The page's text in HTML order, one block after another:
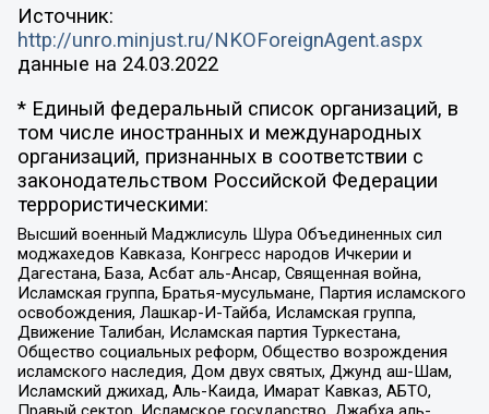
Источник:
http://unro.minjust.ru/NKOForeignAgent.aspx
данные на 24.03.2022
* Единый федеральный список организаций, в
том числе иностранных и международных
организаций, признанных в соответствии с
законодательством Российской Федерации
террористическими:
Высший военный Маджлисуль Шура Объединенных сил
моджахедов Кавказа, Конгресс народов Ичкерии и
Дагестана, База, Асбат аль-Ансар, Священная война,
Исламская группа, Братья-мусульмане, Партия исламского
освобождения, Лашкар-И-Тайба, Исламская группа,
Движение Талибан, Исламская партия Туркестана,
Общество социальных реформ, Общество возрождения
исламского наследия, Дом двух святых, Джунд аш-Шам,
Исламский джихад, Аль-Каида, Имарат Кавказ, АБТО,